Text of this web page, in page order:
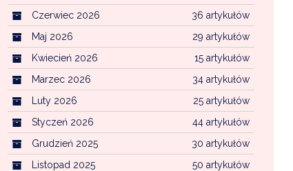
CENTRALNA EWIDENCJA EMISYJNOŚCI
36 artykułów
Czerwiec 2026
29 artykułów
Maj 2026
15 artykułów
Kwiecień 2026
34 artykułów
Marzec 2026
25 artykułów
Luty 2026
44 artykułów
Styczeń 2026
30 artykułów
Grudzień 2025
50 artykułów
Listopad 2025